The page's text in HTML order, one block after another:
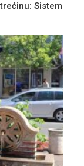
Sistem